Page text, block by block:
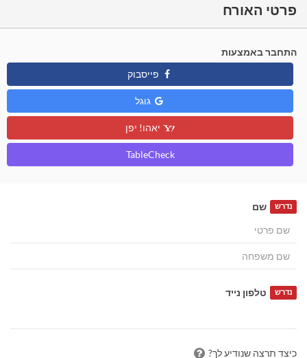
פרטי האורח
התחבר באמצעות
פייסבוק
גוגל
יאהו! יפן
TableCheck
שם נדרש
טלפון נייד נדרש
כיצד תרצה שנודיע לך?